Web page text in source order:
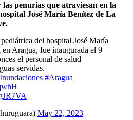
las penurias que atraviesan en la
José María Benítez de La
del hospital José María
Aragua, fue inaugurada el 9
el personal de salud
servidas.
#Aragua
May 22, 2023